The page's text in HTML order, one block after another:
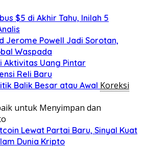
$5 di Akhir Tahu, Inilah 5
Jerome Powell Jadi Sorotan,
Waspada
Aktivitas Uang Pintar
Reli Baru
Balik Besar atau Awal Koreksi
untuk Menyimpan dan
Lewat Partai Baru, Sinyal Kuat
Dunia Kripto